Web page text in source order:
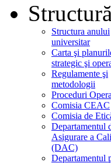
Structura anului
universitar
Carta şi
strategic şi
Regulamente şi
metodologii
Proceduri
Comisia CEAC
Comisia de
Departamentul
Asigurare a
(DAC)
Departamentul